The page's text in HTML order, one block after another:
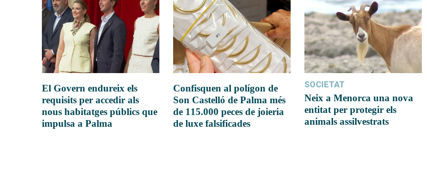
El Govern endureix els
requisits per accedir als
nous habitatges públics que
impulsa a Palma
Confisquen al polígon de
Son Castelló de Palma més
de 115.000 peces de joieria
de luxe falsificades
SOCIETAT
Neix a Menorca una nova
entitat per protegir els
animals assilvestrats